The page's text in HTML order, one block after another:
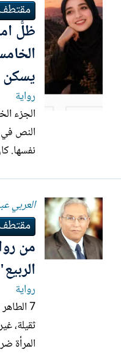
ليست
الصمت
ظلُّ
رواية
الجزء
نفسها.
كما
حاولت
وكلما
العربي
من
رواية
7
ثقيلة،
المرأة